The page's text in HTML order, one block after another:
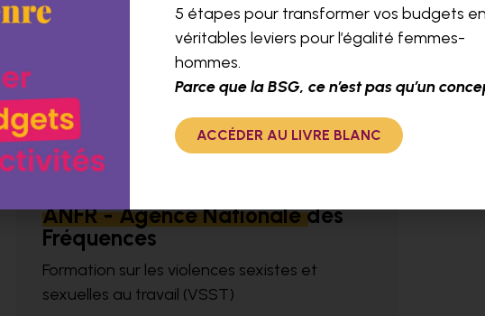
ANFR - Agence Nationale des
Fréquences
Formation sur les violences sexistes et
sexuelles au travail (VSST)
5 étapes pour transformer vos budgets en
véritables leviers pour l’égalité femmes-
hommes.
Parce que la BSG, ce n’est pas qu’un
ACCÉDER AU LIVRE BLANC